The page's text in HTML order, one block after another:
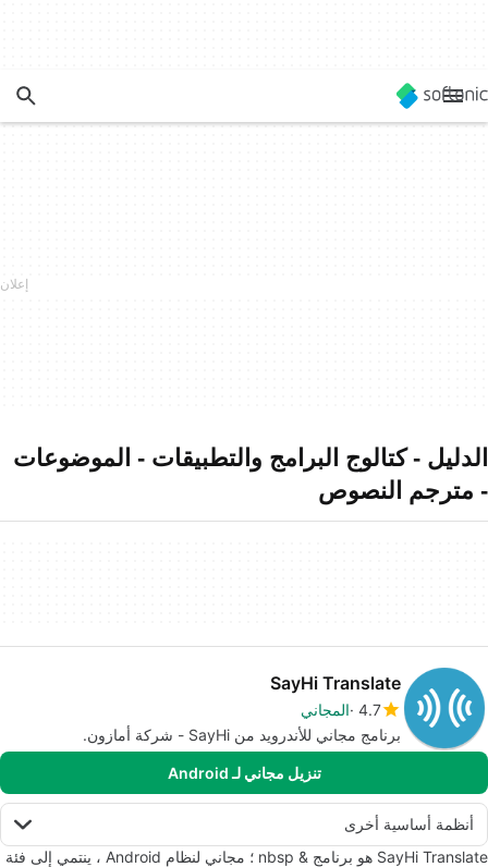
الدليل - كتالوج البرامج والتطبيقات - الموضوعات
- مترجم النصوص
SayHi Translate
4.7 المجاني
برنامج مجاني للأندرويد من SayHi - شركة أمازون.
تنزيل مجاني لـ Android
أنظمة أساسية أخرى
SayHi Translate هو برنامج & nbsp ؛ مجاني لنظام Android ، ينتمي إلى فئة